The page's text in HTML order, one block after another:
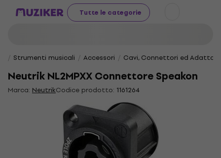
Tutte le categorie
Strumenti musicali Accessori Cavi, Connettori ed
Neutrik NL2MPXX Connettore Speakon
Marca: NeutrikCodice prodotto: 1161264